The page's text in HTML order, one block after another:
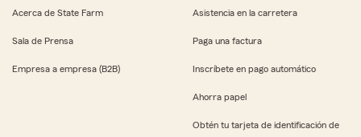
Acerca de State Farm
Sala de Prensa
Empresa a empresa (B2B)
Asistencia en la carretera
Paga una factura
Inscríbete en pago automático
Ahorra papel
Obtén tu tarjeta de identificación de